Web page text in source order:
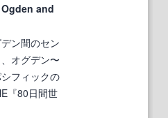
Ogden and
ン間のセン
オグデン〜
フィックの
『80日間世